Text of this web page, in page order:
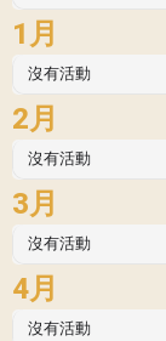
1月
沒有活動
2月
沒有活動
3月
沒有活動
4月
沒有活動